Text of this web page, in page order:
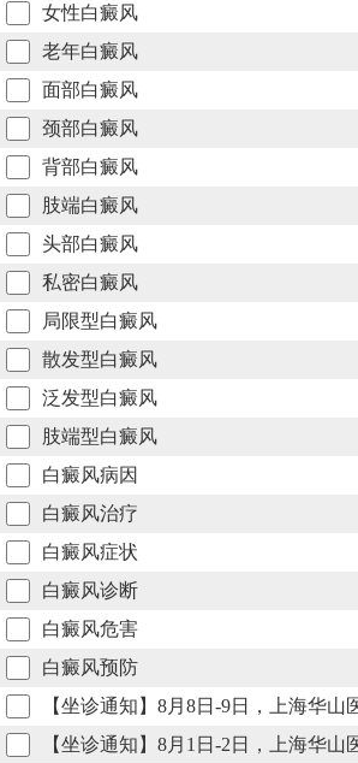
女性白癜风
老年白癜风
面部白癜风
颈部白癜风
背部白癜风
肢端白癜风
头部白癜风
私密白癜风
局限型白癜风
散发型白癜风
泛发型白癜风
肢端型白癜风
白癜风病因
白癜风治疗
白癜风症状
白癜风诊断
白癜风危害
白癜风预防
【坐诊通知】8月8日-9日，上海华
【坐诊通知】8月1日-2日，上海华